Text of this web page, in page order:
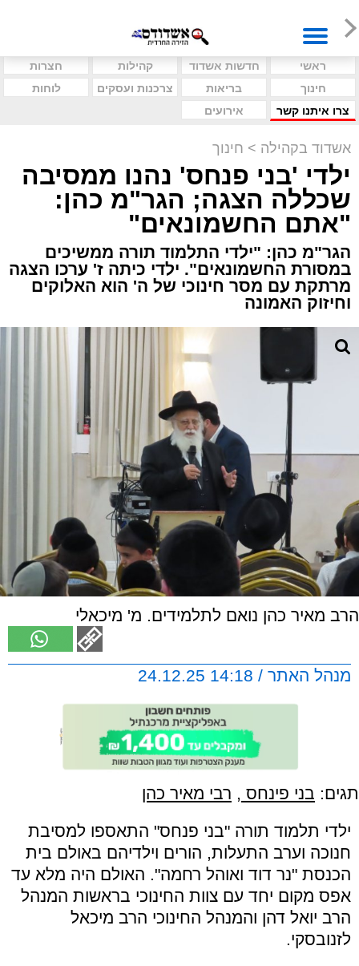
ראשי חדשות אשדוד קהילות
חצרות
חינוך
בריאות צרכנות ועסקים
לוחות
צרו איתנו קשר
אירועים
אשדוד בקהילה > חינוך
ילדי 'בני פנחס' נהנו ממסיבה
שכללה הצגה; הגר"מ כהן:
"אתם החשמונאים"
הגר"מ כהן: "ילדי התלמוד תורה ממשיכים
במסורת החשמונאים". ילדי כיתה ז' ערכו הצגה
מרתקת עם מסר חינוכי של ה' הוא האלוקים
וחיזוק האמונה
הרב מאיר כהן נואם לתלמידים. מ' מיכאלי
מנהל האתר / 14:18 24.12.25
תגים: בני פינחס , רבי מאיר כהן
ילדי תלמוד תורה "בני פנחס" התאספו למסיבת
חנוכה וערב התעלות, הורים וילדיהם באולם בית
הכנסת "נר דוד ואוהל רחמה". האולם היה מלא עד
אפס מקום יחד עם צוות החינוכי בראשות המנהל
הרב יואל דהן והמנהל החינוכי הרב מיכאל
לזנובסקי.